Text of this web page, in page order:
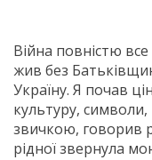
Війна повністю
жив без
Україну. Я почав
культуру,
звичкою, говорив
рідної звернула